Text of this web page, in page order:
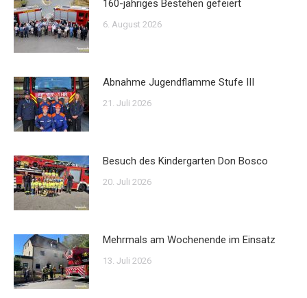
160-jähriges Bestehen gefeiert
6. August 2026
Abnahme Jugendflamme Stufe III
21. Juli 2026
Besuch des Kindergarten Don Bosco
20. Juli 2026
Mehrmals am Wochenende im Einsatz
13. Juli 2026